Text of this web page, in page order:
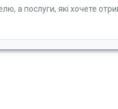
а послуги, які хочете